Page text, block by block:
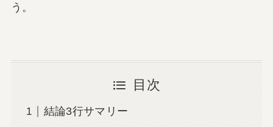
う。
目次
結論3行サマリー